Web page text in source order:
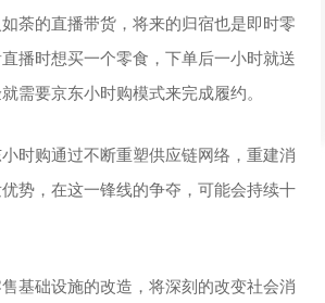
荼的直播带货，将来的归宿也是即时零
播时想买一个零食，下单后一小时就送
需要京东小时购模式来完成履约。
时购通过不断重塑供应链网络，重建消
势，在这一锋线的争夺，可能会持续十
基础设施的改造，将深刻的改变社会消